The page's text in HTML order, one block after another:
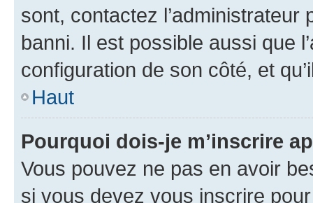
sont, contactez l’administrateur
banni. Il est possible aussi que
configuration de son côté, et
Haut
Pourquoi dois-je m’inscrire
Vous pouvez ne pas en avoir
si vous devez vous inscrire